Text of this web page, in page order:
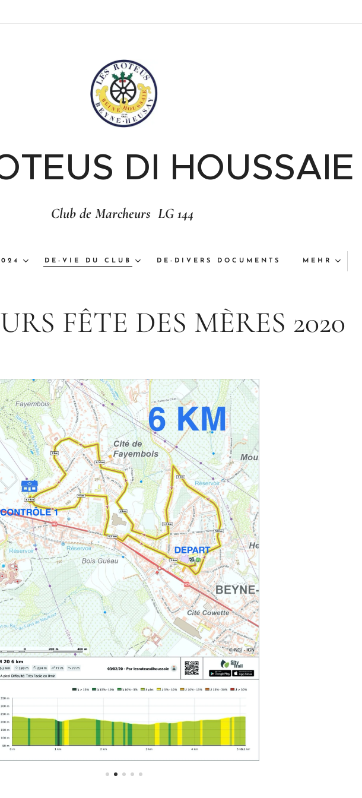
DI HOUSSAIE
Club de Marcheurs LG 144
DE-VIE DU CLUB DE-DIVERS DOCUMENTS MEHR
FÊTE DES MÈRES 2020